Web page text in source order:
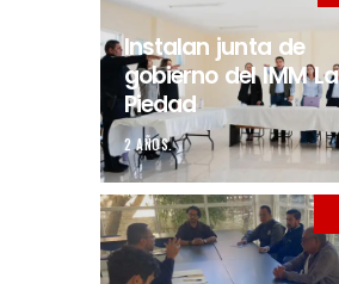
Instalan junta de
gobierno del IMM La
Piedad
2 AÑOS.